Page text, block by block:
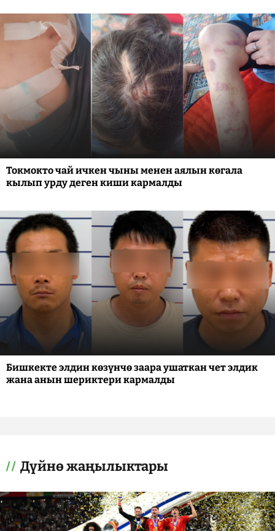
Токмокто чай ичкен чыны менен аялын көгала
кылып урду деген киши кармалды
Бишкекте элдин көзүнчө заара ушаткан чет элдик
жана анын шериктери кармалды
Дүйнө жаңылыктары